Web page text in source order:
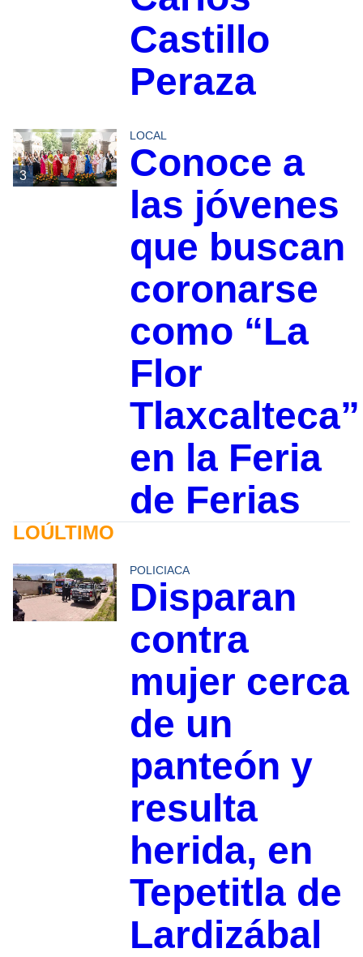
Castillo
Peraza
3
LOCAL
Conoce a
las jóvenes
que buscan
coronarse
como “La
Flor
Tlaxcalteca”
en la Feria
de Ferias
LOÚLTIMO
POLICIACA
Disparan
contra
mujer cerca
de un
panteón y
resulta
herida, en
Tepetitla de
Lardizábal